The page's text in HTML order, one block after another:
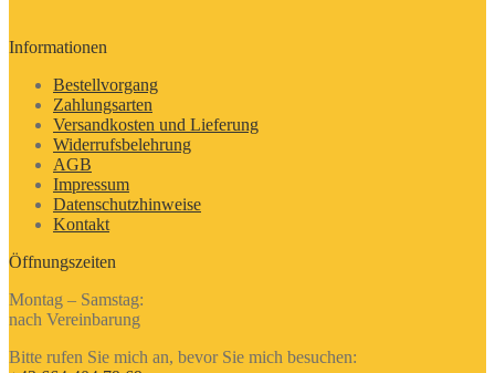
Informationen
Bestellvorgang
Zahlungsarten
Versandkosten und Lieferung
Widerrufsbelehrung
AGB
Impressum
Datenschutzhinweise
Kontakt
Öffnungszeiten
Montag – Samstag:
nach Vereinbarung
Bitte rufen Sie mich an, bevor Sie mich besuchen: